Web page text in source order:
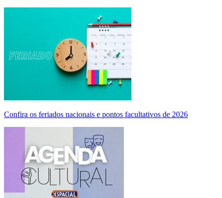
Confira os feriados nacionais e pontos facultativos de 2026